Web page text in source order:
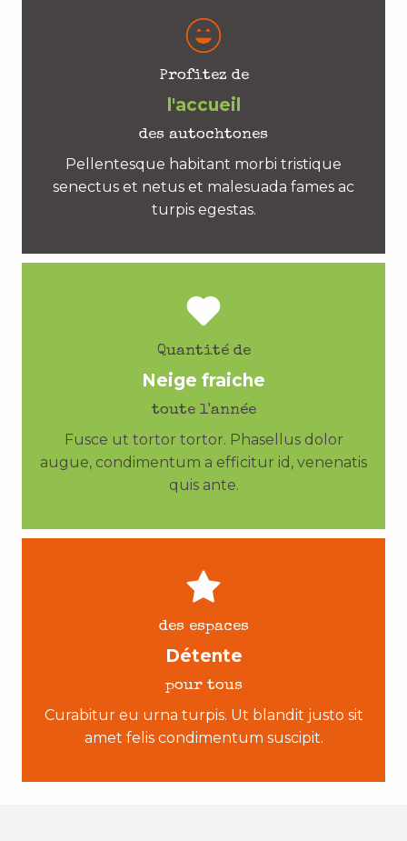
Profitez de
l'accueil
des autochtones
Pellentesque habitant morbi tristique
senectus et netus et malesuada fames ac
turpis egestas.
Quantité de
Neige fraiche
toute l'année
Fusce ut tortor tortor. Phasellus dolor
augue, condimentum a efficitur id, venenatis
quis ante.
des espaces
Détente
pour tous
Curabitur eu urna turpis. Ut blandit justo sit
amet felis condimentum suscipit.